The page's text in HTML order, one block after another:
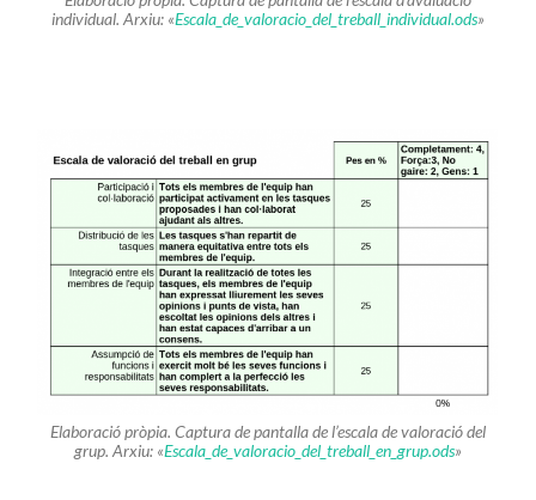
individual. Arxiu: «Escala_de_valoracio_del_treball_individual.ods»
Elaboració pròpia. Captura de pantalla de l’escala de valoració del
grup. Arxiu: «Escala_de_valoracio_del_treball_en_grup.ods»